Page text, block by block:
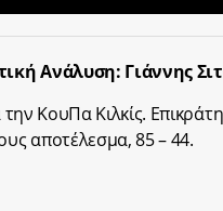
Ανάλυση: Γιάννης
ΚουΠα Κιλκίς.
αποτέλεσμα, 85 – 44.